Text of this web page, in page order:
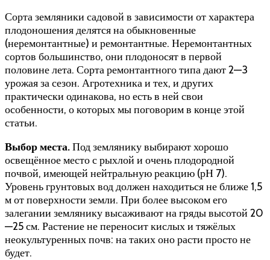
Сорта земляники садовой в зависимости от характера
плодоношения делятся на обыкновенные
(неремонтантные) и ремонтантные. Неремонтантных
сортов большинство, они плодоносят в первой
половине лета. Сорта ремонтантного типа дают 2—3
урожая за сезон. Агротехника и тех, и других
практически одинакова, но есть в ней свои
особенности, о которых мы поговорим в конце этой
статьи.
Выбор места.Под землянику выбирают хорошо
освещённое место с рыхлой и очень плодородной
почвой, имеющей нейтральную реакцию (рН 7).
Уровень грунтовых вод должен находиться не ближе 1,5
м от поверхности земли. При более высоком его
залегании землянику высаживают на гряды высотой 20
—25 см. Растение не переносит кислых и тяжёлых
неокультуренных почв: на таких оно расти просто не
будет.